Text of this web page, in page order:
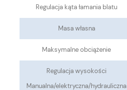
Regulacja kąta łamania blatu
Masa własna
Maksymalne obciążenie
Regulacja wysokości
Manualna/elektryczna/hydrauliczna